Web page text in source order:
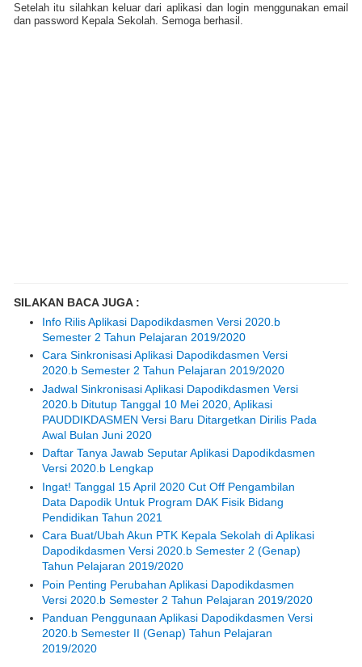
Setelah itu silahkan keluar dari aplikasi dan login menggunakan email
dan password Kepala Sekolah. Semoga berhasil.
SILAKAN BACA JUGA :
Info Rilis Aplikasi Dapodikdasmen Versi 2020.b
Semester 2 Tahun Pelajaran 2019/2020
Cara Sinkronisasi Aplikasi Dapodikdasmen Versi
2020.b Semester 2 Tahun Pelajaran 2019/2020
Jadwal Sinkronisasi Aplikasi Dapodikdasmen Versi
2020.b Ditutup Tanggal 10 Mei 2020, Aplikasi
PAUDDIKDASMEN Versi Baru Ditargetkan Dirilis Pada
Awal Bulan Juni 2020
Daftar Tanya Jawab Seputar Aplikasi Dapodikdasmen
Versi 2020.b Lengkap
Ingat! Tanggal 15 April 2020 Cut Off Pengambilan
Data Dapodik Untuk Program DAK Fisik Bidang
Pendidikan Tahun 2021
Cara Buat/Ubah Akun PTK Kepala Sekolah di Aplikasi
Dapodikdasmen Versi 2020.b Semester 2 (Genap)
Tahun Pelajaran 2019/2020
Poin Penting Perubahan Aplikasi Dapodikdasmen
Versi 2020.b Semester 2 Tahun Pelajaran 2019/2020
Panduan Penggunaan Aplikasi Dapodikdasmen Versi
2020.b Semester II (Genap) Tahun Pelajaran
2019/2020